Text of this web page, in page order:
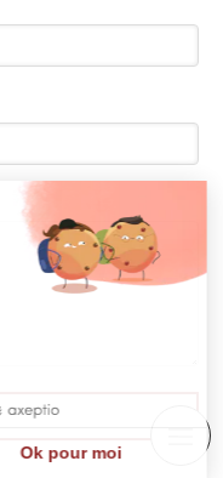
Ok pour moi